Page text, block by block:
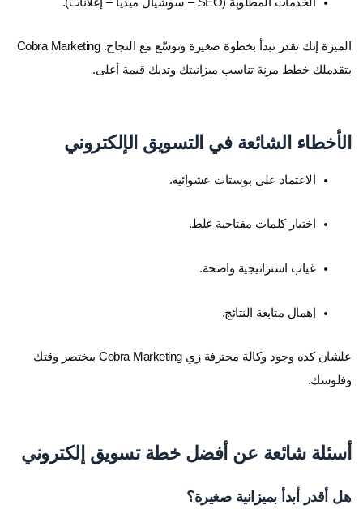
الميزة إنك تقدر تبدأ بخطوة صغيرة وتوسّع مع النجاح. Cobra Marketing
بتقدملك خطط مرنة تناسب ميزانيتك وتديك قيمة أعلى.
الأخطاء الشائعة في التسويق الإلكتروني
الاعتماد على بوستات عشوائية.
اختيار كلمات مفتاحية غلط.
غياب استراتيجية واضحة.
إهمال متابعة النتائج.
علشان كده وجود وكالة محترفة زي Cobra Marketing بيختصر وقتك
وفلوسك.
أسئلة شائعة عن أفضل خطة تسويق إلكتروني
هل أقدر أبدأ بميزانية صغيرة؟